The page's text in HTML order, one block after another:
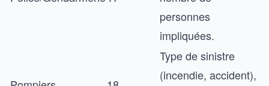
personnes
impliquées.
Type de sinistre
(incendie, accident),